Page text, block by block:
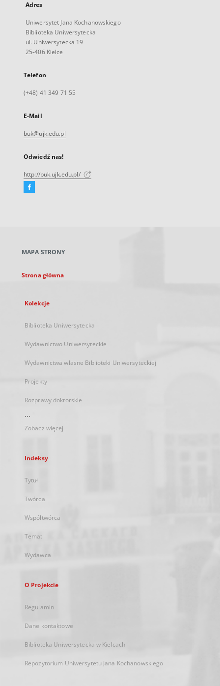
Adres
Uniwersytet Jana Kochanowskiego
Biblioteka Uniwersytecka
ul. Uniwersytecka 19
25-406 Kielce
Telefon
(+48) 41 349 71 55
E-Mail
buk@ujk.edu.pl
Odwiedź nas!
http://buk.ujk.edu.pl/
Facebook
karcie
MAPA STRONY
Strona główna
Kolekcje
Biblioteka Uniwersytecka
Wydawnictwo Uniwersyteckie
Wydawnictwa własne Biblioteki Uniwersyteckiej
Projekty
Rozprawy doktorskie
...
Zobacz więcej
Indeksy
Tytuł
Twórca
Współtwórca
Temat
Wydawca
O Projekcie
Regulamin
Dane kontaktowe
Biblioteka Uniwersytecka w Kielcach
Repozytorium Uniwersytetu Jana Kochanowskiego